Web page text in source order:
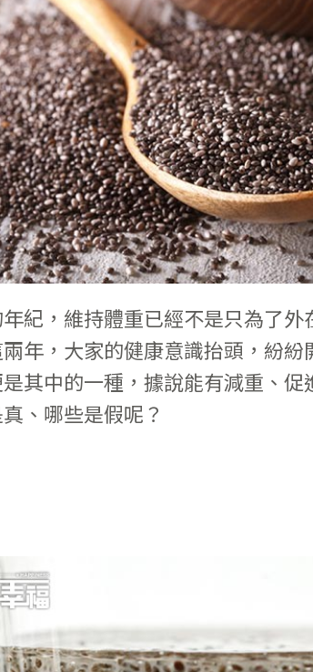
紀，維持體重已經不是只為了
年，大家的健康意識抬頭，紛
其中的一種，據說能有減重、
、哪些是假呢？